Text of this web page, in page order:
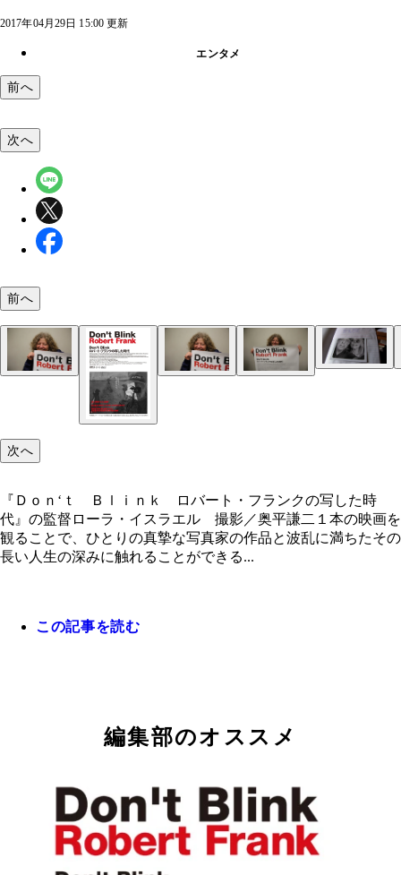
2017年04月29日 15:00 更新
エンタメ
前へ
『Ｄｏｎ‘ｔ Ｂｌｉｎｋ ロバート・フランクの
時代』の監督ローラ・イスラエル 撮影／奥平謙二
撮影／奥平謙二
フランクお気に入りの愛妻ジューンとのツーショ
メガネはおそらく彼女の作品と思われる Ｐｈｏ
ｆ Ｒｏｂｅｒｔ Ｆｒａｎｋ ａｎｄ Ｊｕｎｅ Ｌｅ
ｙ Ｒｏｂｅｒｔ Ｆｒａｎｋ，ｃｏｐｙｒｉｇｈｔ
「瞬きしないでよく見なさい」という若者へのメ
ジを込めたタイトル写真 Ｐｈｏｔｏ ｏｆ Ｒｏｂ
Ｆｒａｎｋ ｂｙ Ｌｉｓａ Ｒｉｎｚｌｅｒ，ｃｏｐ
ｉｇｈｔ Ａｓｓｅｍｂｌａｇｅ Ｆｉｌｍｓ ＬＬＣ
次へ
前へ
次へ
『Ｄｏｎ‘ｔ Ｂｌｉｎｋ ロバート・フランクの写した時
代』の監督ローラ・イスラエル 撮影／奥平謙二１本の映画を
観ることで、ひとりの真摯な写真家の作品と波乱に満ちたその
長い人生の深みに触れることができる...
この記事を読む
編集部のオススメ